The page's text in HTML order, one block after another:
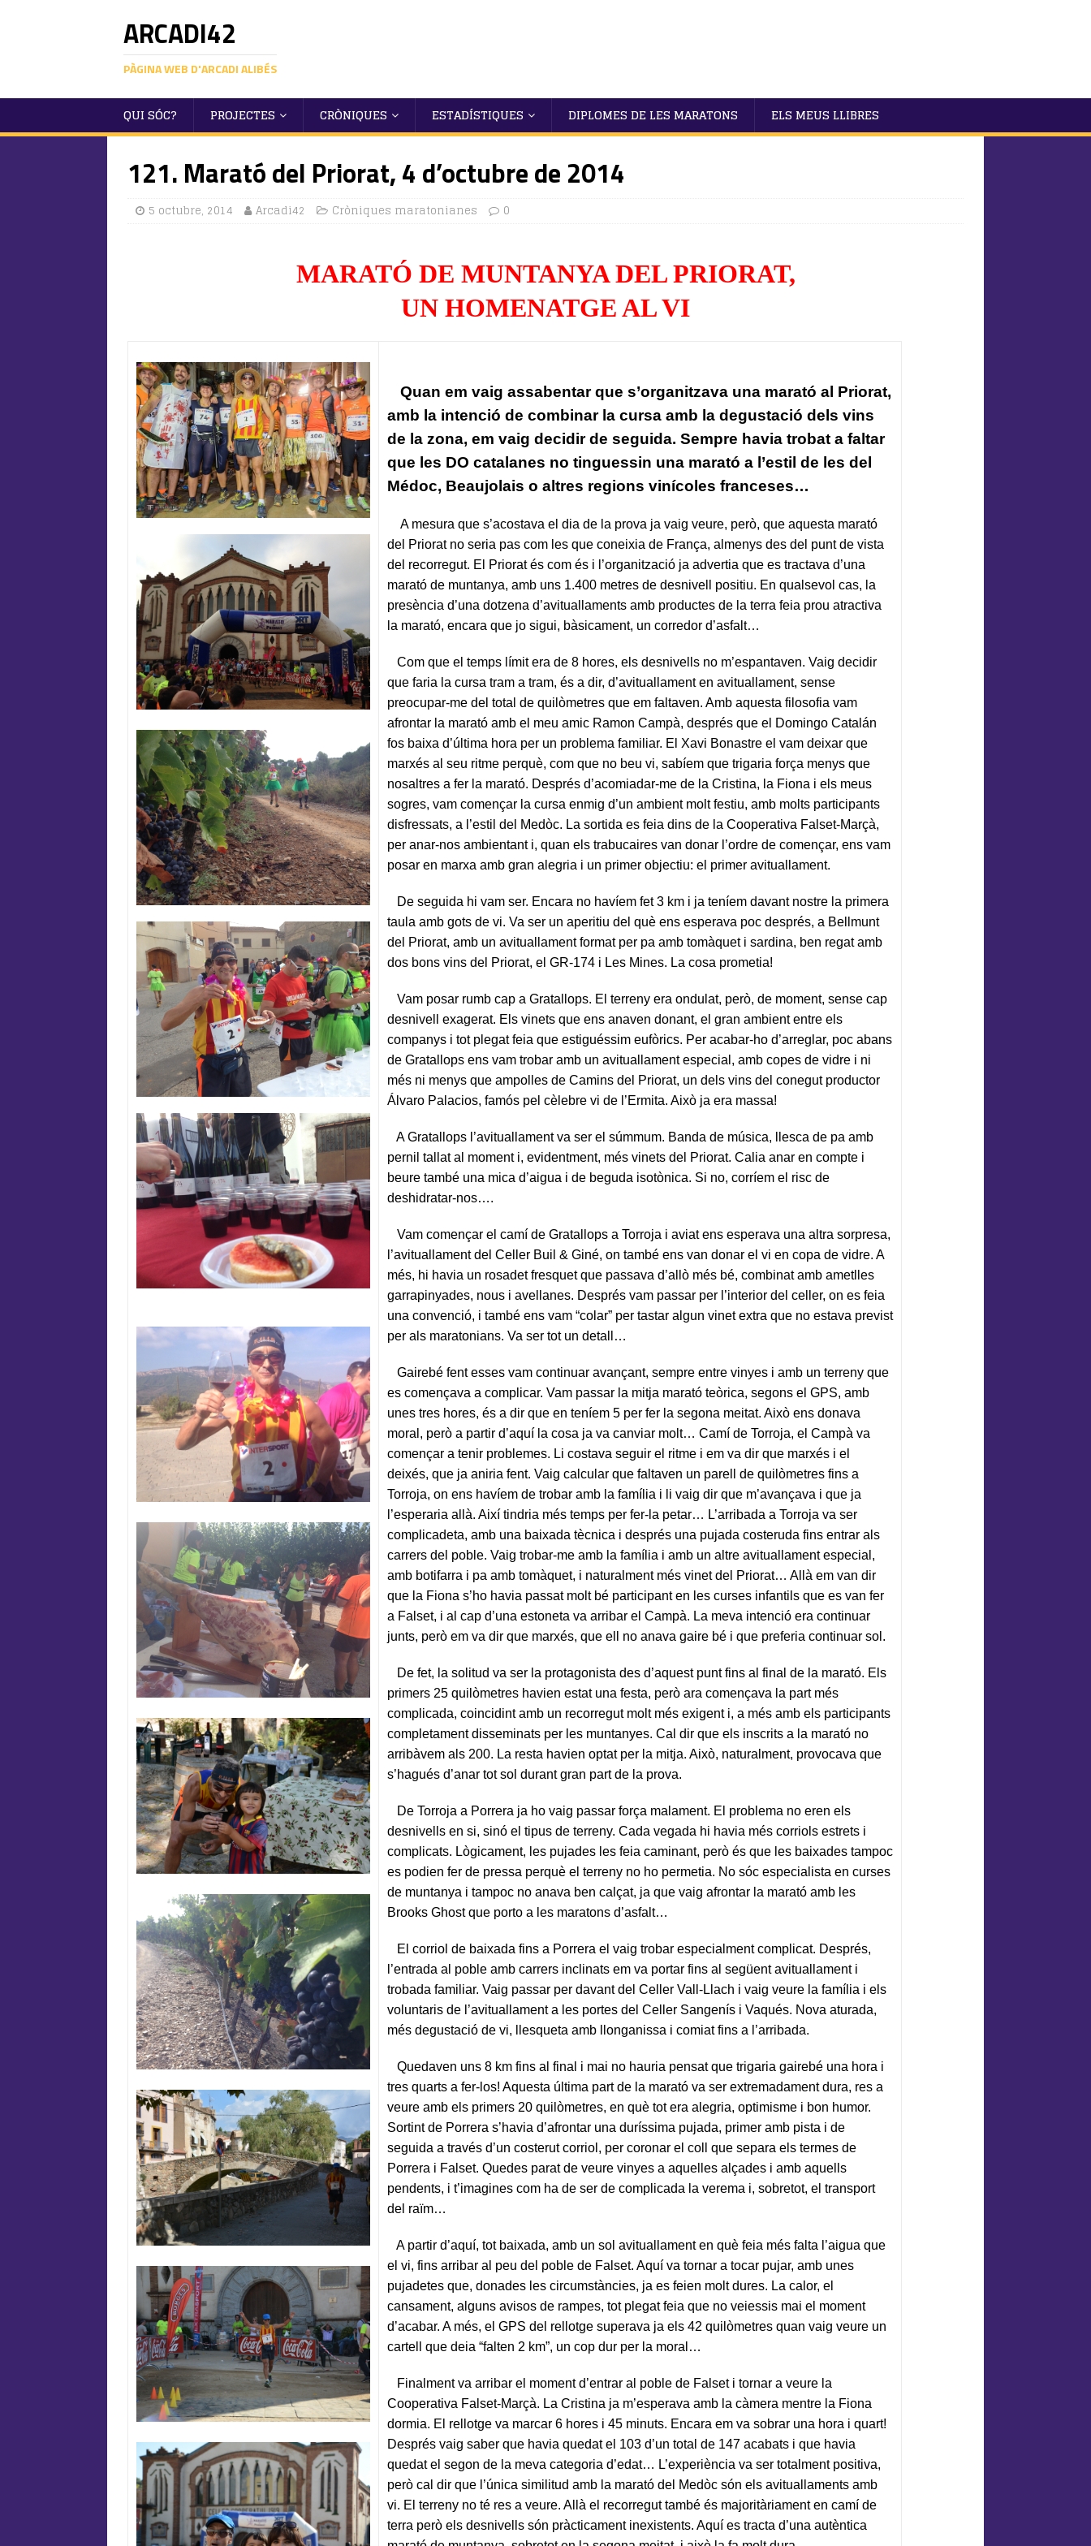
ARCADI42
PÀGINA WEB D'ARCADI ALIBÉS
QUI SÓC? PROJECTES CRÒNIQUES ESTADÍSTIQUES DIPLOMES DE LES MARATONS ELS MEUS LLIBRES
121. Marató del Priorat, 4 d’octubre de 2014
5 octubre, 2014 Arcadi42 Cròniques maratonianes 0
MARATÓ DE MUNTANYA DEL PRIORAT,
UN HOMENATGE AL VI
Quan em vaig assabentar que s’organitzava una marató al Priorat,
amb la intenció de combinar la cursa amb la degustació dels vins
de la zona, em vaig decidir de seguida. Sempre havia trobat a faltar
que les DO catalanes no tinguessin una marató a l’estil de les del
Médoc, Beaujolais o altres regions vinícoles franceses…
A mesura que s’acostava el dia de la prova ja vaig veure, però, que aquesta marató
del Priorat no seria pas com les que coneixia de França, almenys des del punt de vista
del recorregut. El Priorat és com és i l’organització ja advertia que es tractava d’una
marató de muntanya, amb uns 1.400 metres de desnivell positiu. En qualsevol cas, la
presència d’una dotzena d’avituallaments amb productes de la terra feia prou atractiva
la marató, encara que jo sigui, bàsicament, un corredor d’asfalt…
Com que el temps límit era de 8 hores, els desnivells no m’espantaven. Vaig decidir
que faria la cursa tram a tram, és a dir, d’avituallament en avituallament, sense
preocupar-me del total de quilòmetres que em faltaven. Amb aquesta filosofia vam
afrontar la marató amb el meu amic Ramon Campà, després que el Domingo Catalán
fos baixa d’última hora per un problema familiar. El Xavi Bonastre el vam deixar que
marxés al seu ritme perquè, com que no beu vi, sabíem que trigaria força menys que
nosaltres a fer la marató. Després d’acomiadar-me de la Cristina, la Fiona i els meus
sogres, vam començar la cursa enmig d’un ambient molt festiu, amb molts participants
disfressats, a l’estil del Medòc. La sortida es feia dins de la Cooperativa Falset-Marçà,
per anar-nos ambientant i, quan els trabucaires van donar l’ordre de començar, ens vam
posar en marxa amb gran alegria i un primer objectiu: el primer avituallament.
De seguida hi vam ser. Encara no havíem fet 3 km i ja teníem davant nostre la primera
taula amb gots de vi. Va ser un aperitiu del què ens esperava poc després, a Bellmunt
del Priorat, amb un avituallament format per pa amb tomàquet i sardina, ben regat amb
dos bons vins del Priorat, el GR-174 i Les Mines. La cosa prometia!
Vam posar rumb cap a Gratallops. El terreny era ondulat, però, de moment, sense cap
desnivell exagerat. Els vinets que ens anaven donant, el gran ambient entre els
companys i tot plegat feia que estiguéssim eufòrics. Per acabar-ho d’arreglar, poc abans
de Gratallops ens vam trobar amb un avituallament especial, amb copes de vidre i ni
més ni menys que ampolles de Camins del Priorat, un dels vins del conegut productor
Álvaro Palacios, famós pel cèlebre vi de l’Ermita. Això ja era massa!
A Gratallops l’avituallament va ser el súmmum. Banda de música, llesca de pa amb
pernil tallat al moment i, evidentment, més vinets del Priorat. Calia anar en compte i
beure també una mica d’aigua i de beguda isotònica. Si no, corríem el risc de
deshidratar-nos….
Vam començar el camí de Gratallops a Torroja i aviat ens esperava una altra sorpresa,
l’avituallament del Celler Buil & Giné, on també ens van donar el vi en copa de vidre. A
més, hi havia un rosadet fresquet que passava d’allò més bé, combinat amb ametlles
garrapinyades, nous i avellanes. Després vam passar per l’interior del celler, on es feia
una convenció, i també ens vam “colar” per tastar algun vinet extra que no estava previst
per als maratonians. Va ser tot un detall…
Gairebé fent esses vam continuar avançant, sempre entre vinyes i amb un terreny que
es començava a complicar. Vam passar la mitja marató teòrica, segons el GPS, amb
unes tres hores, és a dir que en teníem 5 per fer la segona meitat. Això ens donava
moral, però a partir d’aquí la cosa ja va canviar molt… Camí de Torroja, el Campà va
començar a tenir problemes. Li costava seguir el ritme i em va dir que marxés i el
deixés, que ja aniria fent. Vaig calcular que faltaven un parell de quilòmetres fins a
Torroja, on ens havíem de trobar amb la família i li vaig dir que m’avançava i que ja
l’esperaria allà. Així tindria més temps per fer-la petar… L’arribada a Torroja va ser
complicadeta, amb una baixada tècnica i després una pujada costeruda fins entrar als
carrers del poble. Vaig trobar-me amb la família i amb un altre avituallament especial,
amb botifarra i pa amb tomàquet, i naturalment més vinet del Priorat… Allà em van dir
que la Fiona s’ho havia passat molt bé participant en les curses infantils que es van fer
a Falset, i al cap d’una estoneta va arribar el Campà. La meva intenció era continuar
junts, però em va dir que marxés, que ell no anava gaire bé i que preferia continuar sol.
De fet, la solitud va ser la protagonista des d’aquest punt fins al final de la marató. Els
primers 25 quilòmetres havien estat una festa, però ara començava la part més
complicada, coincidint amb un recorregut molt més exigent i, a més amb els participants
completament disseminats per les muntanyes. Cal dir que els inscrits a la marató no
arribàvem als 200. La resta havien optat per la mitja. Això, naturalment, provocava que
s’hagués d’anar tot sol durant gran part de la prova.
De Torroja a Porrera ja ho vaig passar força malament. El problema no eren els
desnivells en si, sinó el tipus de terreny. Cada vegada hi havia més corriols estrets i
complicats. Lògicament, les pujades les feia caminant, però és que les baixades tampoc
es podien fer de pressa perquè el terreny no ho permetia. No sóc especialista en curses
de muntanya i tampoc no anava ben calçat, ja que vaig afrontar la marató amb les
Brooks Ghost que porto a les maratons d’asfalt…
El corriol de baixada fins a Porrera el vaig trobar especialment complicat. Després,
l’entrada al poble amb carrers inclinats em va portar fins al següent avituallament i
trobada familiar. Vaig passar per davant del Celler Vall-Llach i vaig veure la família i els
voluntaris de l’avituallament a les portes del Celler Sangenís i Vaqués. Nova aturada,
més degustació de vi, llesqueta amb llonganissa i comiat fins a l’arribada.
Quedaven uns 8 km fins al final i mai no hauria pensat que trigaria gairebé una hora i
tres quarts a fer-los! Aquesta última part de la marató va ser extremadament dura, res a
veure amb els primers 20 quilòmetres, en què tot era alegria, optimisme i bon humor.
Sortint de Porrera s’havia d’afrontar una duríssima pujada, primer amb pista i de
seguida a través d’un costerut corriol, per coronar el coll que separa els termes de
Porrera i Falset. Quedes parat de veure vinyes a aquelles alçades i amb aquells
pendents, i t’imagines com ha de ser de complicada la verema i, sobretot, el transport
del raïm…
A partir d’aquí, tot baixada, amb un sol avituallament en què feia més falta l’aigua que
el vi, fins arribar al peu del poble de Falset. Aquí va tornar a tocar pujar, amb unes
pujadetes que, donades les circumstàncies, ja es feien molt dures. La calor, el
cansament, alguns avisos de rampes, tot plegat feia que no veiessis mai el moment
d’acabar. A més, el GPS del rellotge superava ja els 42 quilòmetres quan vaig veure un
cartell que deia “falten 2 km”, un cop dur per la moral…
Finalment va arribar el moment d’entrar al poble de Falset i tornar a veure la
Cooperativa Falset-Marçà. La Cristina ja m’esperava amb la càmera mentre la Fiona
dormia. El rellotge va marcar 6 hores i 45 minuts. Encara em va sobrar una hora i quart!
Després vaig saber que havia quedat el 103 d’un total de 147 acabats i que havia
quedat el segon de la meva categoria d’edat… L’experiència va ser totalment positiva,
però cal dir que l’única similitud amb la marató del Medòc són els avituallaments amb
vi. El terreny no té res a veure. Allà el recorregut també és majoritàriament en camí de
terra però els desnivells són pràcticament inexistents. Aquí es tracta d’una autèntica